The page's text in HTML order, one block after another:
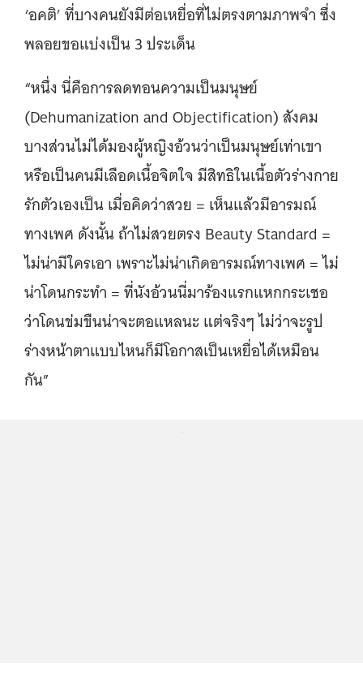
‘อคติ’ ที่บางคนยังมีต่อเหยื่อที่ไม่ตรงตามภาพจำ ซึ่ง
พลอยขอแบ่งเป็น 3 ประเด็น
“หนึ่ง นี่คือการลดทอนความเป็นมนุษย์
(Dehumanization and Objectification) สังคม
บางส่วนไม่ได้มองผู้หญิงอ้วนว่าเป็นมนุษย์เท่าเขา
หรือเป็นคนมีเลือดเนื้อจิตใจ มีสิทธิในเนื้อตัวร่างกาย
รักตัวเองเป็น เมื่อคิดว่าสวย = เห็นแล้วมีอารมณ์
ทางเพศ ดังนั้น ถ้าไม่สวยตรง Beauty Standard =
ไม่น่ามีใครเอา เพราะไม่น่าเกิดอารมณ์ทางเพศ = ไม่
น่าโดนกระทำ = ที่นังอ้วนนี่มาร้องแรกแหกกระเชอ
ว่าโดนข่มขืนน่าจะตอแหลนะ แต่จริงๆ ไม่ว่าจะรูป
ร่างหน้าตาแบบไหนก็มีโอกาสเป็นเหยื่อได้เหมือน
กัน”